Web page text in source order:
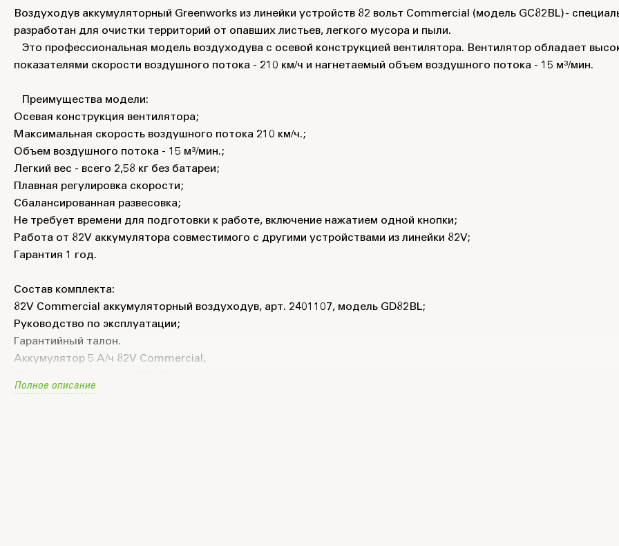
Воздуходув аккумуляторный Greenworks из линейки устройств 82 вольт Commercial (модель GС82BL) -
разработан для очистки территорий от опавших листьев, легкого мусора и пыли.
Это профессиональная модель воздуходува с осевой конструкцией вентилятора. Вентилятор обладает
показателями скорости воздушного потока - 210 км/ч и нагнетаемый объем воздушного потока - 15 м³/мин.
Преимущества модели:
Осевая конструкция вентилятора;
Максимальная скорость воздушного потока 210 км/ч.;
Объем воздушного потока - 15 м³/мин.;
Легкий вес - всего 2,58 кг без батареи;
Плавная регулировка скорости;
Сбалансированная развесовка;
Не требует времени для подготовки к работе, включение нажатием одной кнопки;
Работа от 82V аккумулятора совместимого с другими устройствами из линейки 82V;
Гарантия 1 год.
Состав комплекта:
82V Commercial аккумуляторный воздуходув, арт. 2401107, модель GD82BL;
Руководство по эксплуатации;
Гарантийный талон.
Аккумулятор 5 А/ч 82V Commercial,
Руководство по эксплуатации;
Полное описание